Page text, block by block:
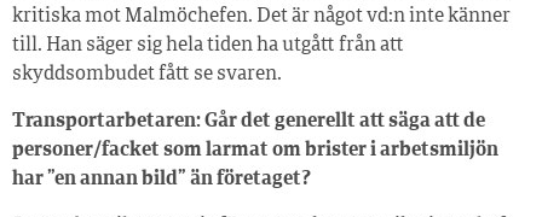
kritiska mot Malmöchefen. Det är något vd:n inte känner
till. Han säger sig hela tiden ha utgått från att
skyddsombudet fått se svaren.
Transportarbetaren: Går det generellt att säga att de
personer/facket som larmat om brister i arbetsmiljön
har ”en annan bild” än företaget?